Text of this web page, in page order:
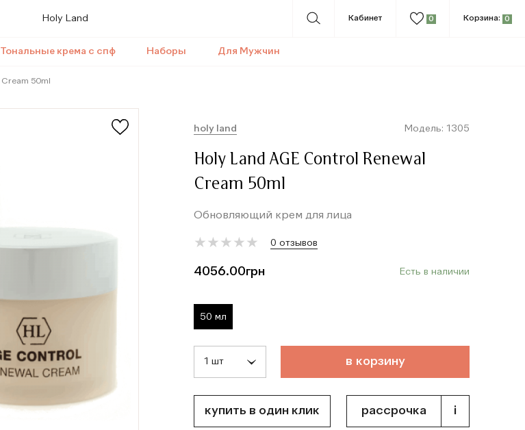
Holy Land
Тональные крема с спф Наборы Для Мужчин
Кабинет 0 Корзина: 0
50ml
holy land Модель: 1305
Holy Land AGE Control Renewal
Cream 50ml
Обновляющий крем для лица
★
★ ★
★ ★
★ ★
★ ★
★ 0 отзывов
4056.00грн Есть в наличии
50 мл
в корзину
купить в один клик рассрочка i